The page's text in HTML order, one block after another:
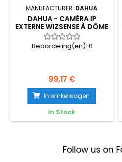
MANUFACTURER: DAHUA
DAHUA - CAMÉRA IP
EXTERNE WIZSENSE À DÔME
IR À FOCALE FIXE 5MP
STARLIGHT WDR...
Beoordeling(en): 0
99,17 €
In winkelwagen
In Stock
Follow us on